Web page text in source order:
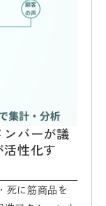
ンバーが議
性化す
死に筋商品を